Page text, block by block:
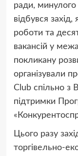
ради,
відбувся захід,
роботи та
вакансій у
покликану
організували
Club спільно з
підтримки
Цього разу
торгівельно-